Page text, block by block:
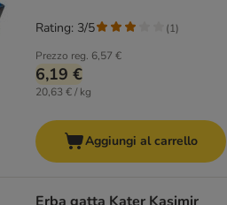
Prezzo reg. 6,57 €
6,19 €
20,63 € / kg
Rating: 3/5 (1)
Aggiungi al carrello